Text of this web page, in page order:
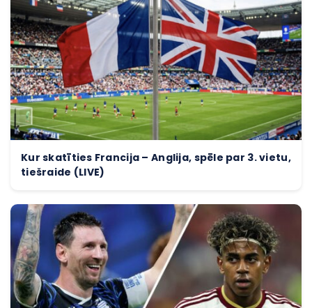
Kur skatīties Francija – Anglija, spēle par 3. vietu,
tiešraide (LIVE)